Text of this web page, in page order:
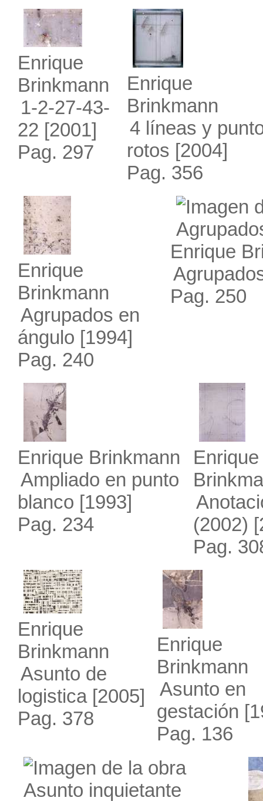
Enrique
Brinkmann
1-2-27-43-
22 [2001]
Pag. 297
Enrique
Brinkmann
4 líneas y
rotos [2004]
Pag. 356
Enrique
Brinkmann
Agrupados en
ángulo [1994]
Pag. 240
Enrique
Pag. 250
Enrique Brinkmann
Ampliado en punto
blanco [1993]
Pag. 234
Enrique
(2002)
Pag.
Enrique
Brinkmann
Asunto de
logistica[2005]
Pag. 378
Enrique
Brinkmann
Asunto en
gestación
Pag. 136